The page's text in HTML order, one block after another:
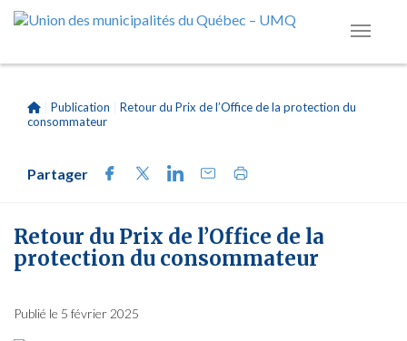
Publication
Retour du Prix de l’Office de la protection du
consommateur
Partager
Retour du Prix de l’Office de la
protection du consommateur
Publié le 5 février 2025